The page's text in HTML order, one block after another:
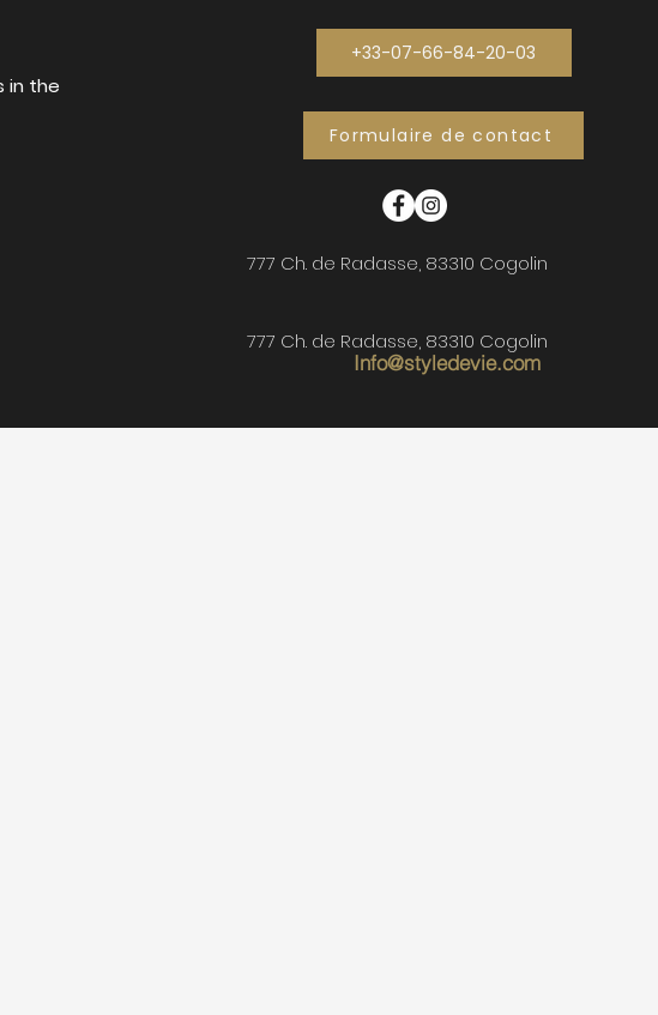
in the
+33-07-66-84-20-03
Formulaire de contact
777 Ch. de Radasse, 83310 Cogolin
Info@styledevie.com
777 Ch. de Radasse, 83310 Cogolin